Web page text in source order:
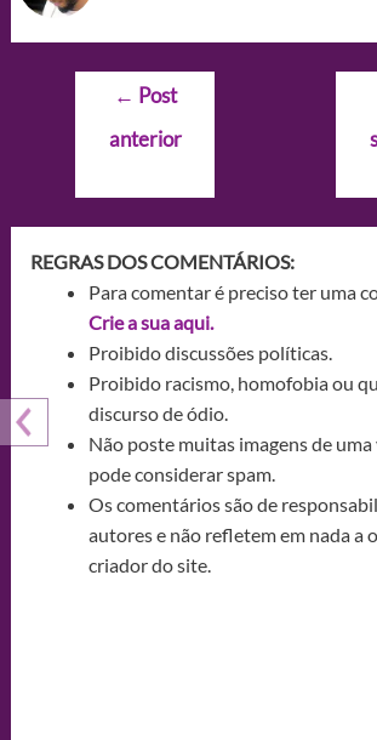
Navegação
Post
← Post
anterior
REGRAS DOS COMENTÁRIOS:
Para comentar é preciso ter uma
Crie a sua aqui.
Proibido discussões políticas.
Proibido racismo, homofobia ou
discurso de ódio.
Não poste muitas imagens de uma
pode considerar spam.
Os comentários são de
autores e não refletem em nada a
criador do site.